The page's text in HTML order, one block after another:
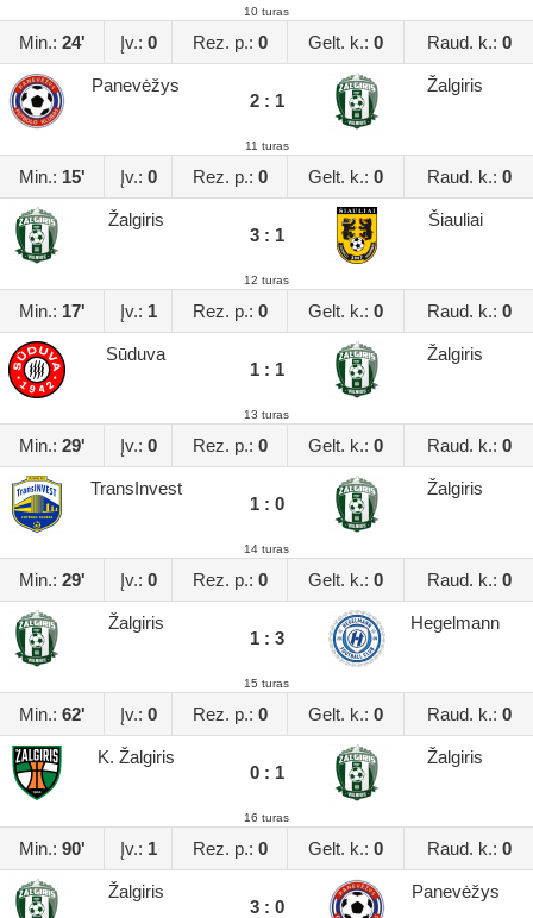
10 turas
Min.: 24' Įv.: 0 Rez. p.: 0 Gelt. k.: 0 Raud. k.: 0
Panevėžys
2 : 1
Žalgiris
11 turas
Min.: 15' Įv.: 0 Rez. p.: 0 Gelt. k.: 0 Raud. k.: 0
Žalgiris
3 : 1
Šiauliai
12 turas
Min.: 17' Įv.: 1 Rez. p.: 0 Gelt. k.: 0 Raud. k.: 0
Sūduva
1 : 1
Žalgiris
13 turas
Min.: 29' Įv.: 0 Rez. p.: 0 Gelt. k.: 0 Raud. k.: 0
TransInvest
1 : 0
Žalgiris
14 turas
Min.: 29' Įv.: 0 Rez. p.: 0 Gelt. k.: 0 Raud. k.: 0
Žalgiris
1 : 3
Hegelmann
15 turas
Min.: 62' Įv.: 0 Rez. p.: 0 Gelt. k.: 0 Raud. k.: 0
K. Žalgiris
0 : 1
Žalgiris
16 turas
Min.: 90' Įv.: 1 Rez. p.: 0 Gelt. k.: 0 Raud. k.: 0
Žalgiris
3 : 0
Panevėžys